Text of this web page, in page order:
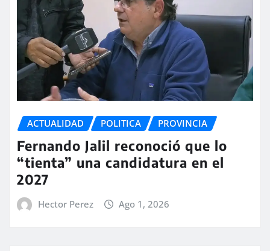
ACTUALIDAD POLITICA PROVINCIA
Fernando Jalil reconoció que lo
“tienta” una candidatura en el
2027
Hector Perez Ago 1, 2026